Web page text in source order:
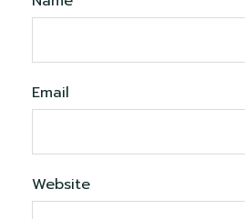
Email
Website